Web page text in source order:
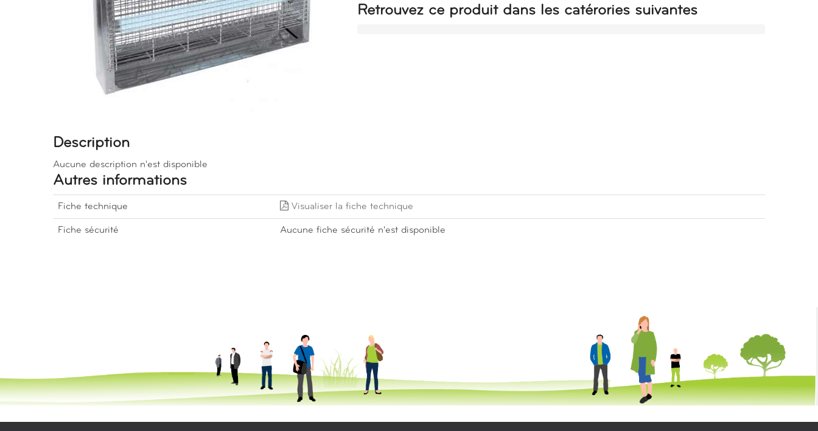
Retrouvez ce produit dans les catérories suivantes
Description
Aucune description n'est disponible
Autres informations
Fiche technique Visualiser la fiche technique
Fiche sécurité Aucune fiche sécurité n'est disponible